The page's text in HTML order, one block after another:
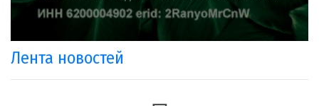
Лента новостей